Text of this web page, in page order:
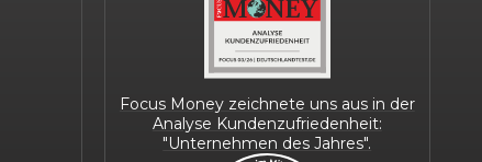
Focus Money zeichnete uns aus in der
Analyse Kundenzufriedenheit:
"Unternehmen des Jahres".